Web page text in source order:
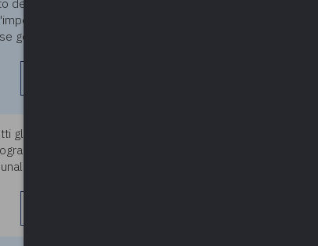
totale
generali pari al 15%
gli allegati previsti
Detta
Uno di questi ha